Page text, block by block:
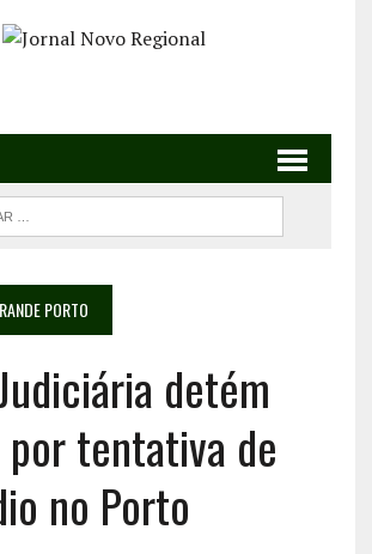
PORTO
detém
tentativa de
no Porto